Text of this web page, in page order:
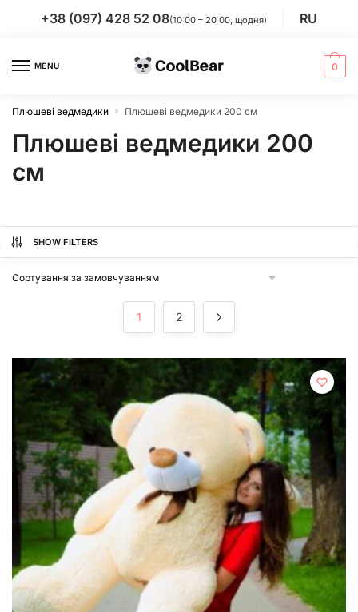
+38 (097) 428 52 08(10:00 – 20:00, щодня) RU
MENU 0
Плюшеві ведмедики » Плюшеві ведмедики 200 см
Плюшеві ведмедики 200
см
SHOW FILTERS
1 2